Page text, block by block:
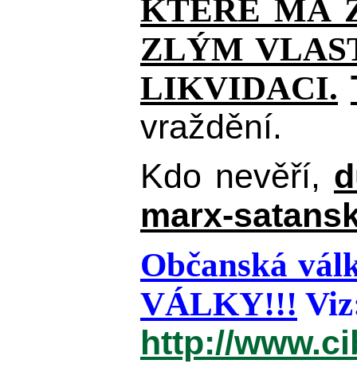
KTERÉ MÁ
ZLÝM
LIKVIDACI.
vraždění.
Kdo nevěří,
marx-
Občanská
VÁLKY!!!
http://